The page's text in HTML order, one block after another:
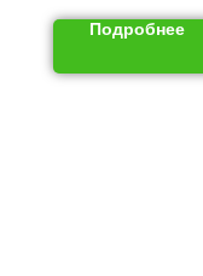
Подробнее